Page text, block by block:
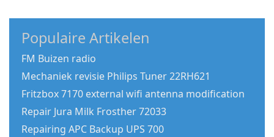
Populaire Artikelen
FM Buizen radio
Mechaniek revisie Philips Tuner 22RH621
Fritzbox 7170 external wifi antenna modification
Repair Jura Milk Frosther 72033
Repairing APC Backup UPS 700